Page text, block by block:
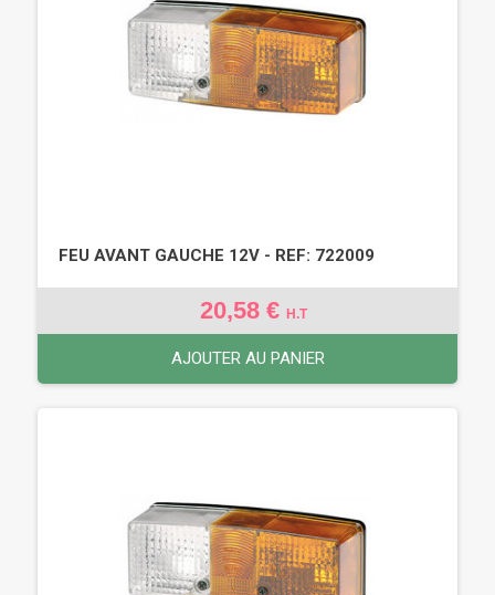
FEU AVANT GAUCHE 12V - REF: 722009
20,58 € H.T
AJOUTER AU PANIER